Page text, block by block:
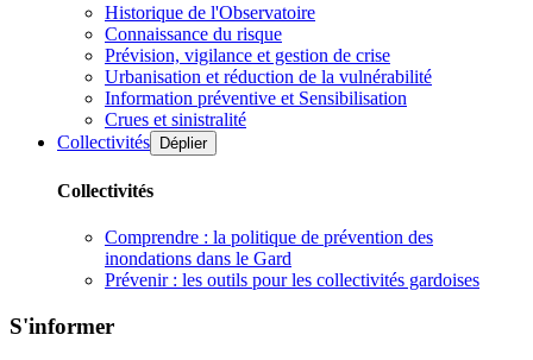
Historique de l'Observatoire
Connaissance du risque
Prévision, vigilance et gestion de crise
Urbanisation et réduction de la vulnérabilité
Information préventive et Sensibilisation
Crues et sinistralité
Collectivités Déplier
Collectivités
Comprendre : la politique de prévention des
inondations dans le Gard
Prévenir : les outils pour les collectivités gardoises
S'informer